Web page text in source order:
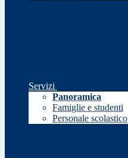
Servizi
Panoramica
Famiglie e studenti
Personale scolastico